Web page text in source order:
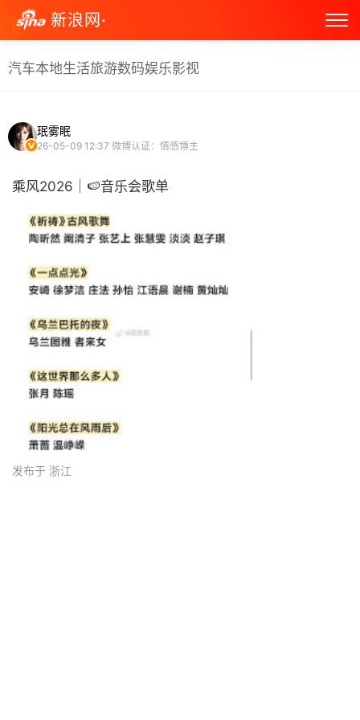
新浪网·
汽车本地生活旅游数码娱乐影视
珉雾眠
26-05-09 12:37 微博认证：情感博主
乘风2026｜🍉音乐会歌单 ​
发布于 浙江